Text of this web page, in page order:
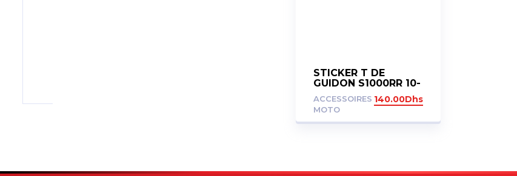
STICKER T DE
GUIDON S1000RR 10-
14
ACCESSOIRES
MOTO
140.00Dhs